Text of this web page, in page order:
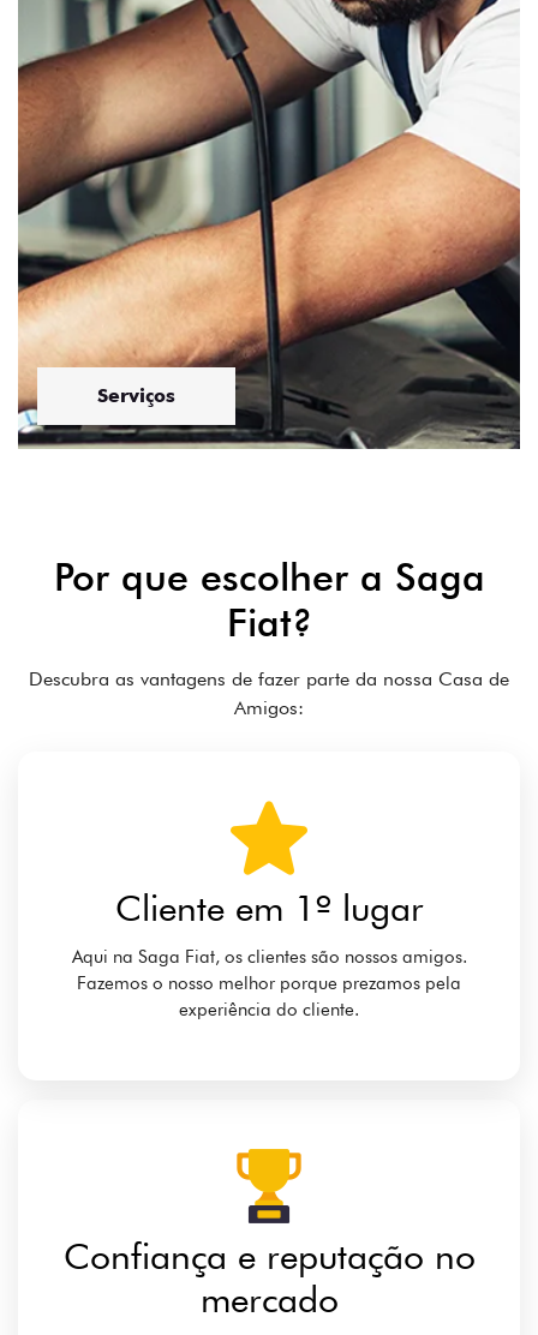
Serviços
Por que escolher a Saga
Fiat?
Descubra as vantagens de fazer parte da nossa Casa de
Amigos:
Cliente em 1º lugar
Aqui na Saga Fiat, os clientes são nossos amigos.
Fazemos o nosso melhor porque prezamos pela
experiência do cliente.
Confiança e reputação no
mercado